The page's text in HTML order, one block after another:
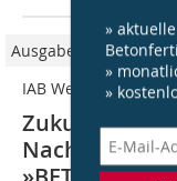
»
»
»
Ausgabe 01/2026
IAB Weimar
Nachbericht